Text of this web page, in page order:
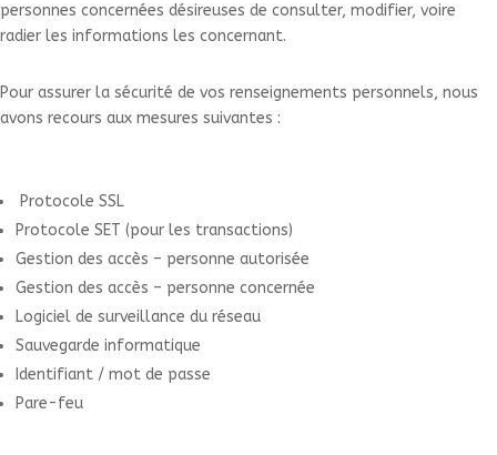
personnes concernées désireuses de consulter, modifier, voire
radier les informations les concernant.
Pour assurer la sécurité de vos renseignements personnels, nous
avons recours aux mesures suivantes :
Protocole SSL
Protocole SET (pour les transactions)
Gestion des accès – personne autorisée
Gestion des accès – personne concernée
Logiciel de surveillance du réseau
Sauvegarde informatique
Identifiant / mot de passe
Pare-feu